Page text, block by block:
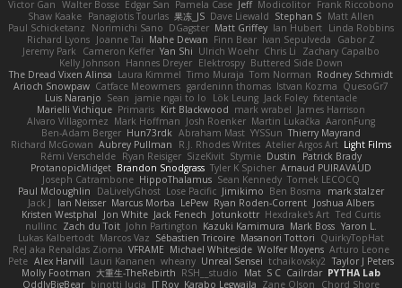
Victor Gan Walter Bosse Edgar San Pamela Case Jeff Modicolitor Frank Riccobono
Shaw Kaake Panagiotis Tourlas 果冻_JS Dave Liewald Stephan S Matt Allen
Paul Schicketanz
Norimichi Sano DGagster Matt Griffey Ian Hubert Linda Robbins
Richard Lyons Joanne Tai Mahe Dewan Finn Bear Ivan Sepulveda
Gabor Z
Jeremy Park
Cameron Keffer Yan Shi Ulrich Woehr Chris Li
Zachary Capalbo
Kelly Johnson Hannes Dreyer Elektrospy Buttered Side Down
The Dread Vixen Alinsa Laura Kimmel Timo Muraja Tom Norman Rodney Schmidt
Arioch Snowpaw Catface Meowmers gardeninn thomas Istvan Kozma QuesoGr7
Luis Naranjo Sean jamie ngai to lo Lök Leung Jack Foley fxtentacle
Marielli Vichique Primaris Kirt Blackwood mark wrabel James Harrison
Alvaro Villagomez Mark Hoffman Josh Roenker Martin Lukačka AaronFung
Ben-Adam Berger Hun73rdk Abraham Mast YYSSun Thierry Mayrand
Richard McGowan Aubrey Pullman R.J. Rhodes Writes Atelier Argos Art Light Films
Rémi Verschelde Ryan Reisiger SizeKivit Stymie Dustin
Patrick Brady
ProtanopicMidget Brandon Snodgrass Tyler K Spicher Arnaud PUIRAVAUD
Joseph Catrambone HippoThalamus Sean Kennedy Tomek LECOCQ
Paul Mcloughlin
DaLivelyGhost Lose Pacific Jimikimo Ben Bosma
mark stalzer
Jack J
Ian Neisser Marcus Morba LePew Ryan Roden-Corrent Joshua Albers
Kristen Westphal
Jon White Jack Fenech Jotunkottr Hexdrake's Art Ted Curtis
nullinc Zach du Toit John Partington Kazuki Kamimura Mark Boss Yaron L.
Lukas Kalbertodt Marcos Vaz Sébastien Tricoire Masanori Tottori QuirkyTopHat
ReJ aka Renaldas Zioma VFRAME Michael Whiteside Wolfer Moyens Arturo Leone
Pete Alex Harvill Lauri Kananen wheany Unreal Sensei tchaikovsky2 Taylor J Peters
Molly Footman 大重生-TheRebirth RSH__studio Mat S C Cailrdar PYTHA Lab
OddlyBigBear binotti lucia IT Roy Karabo Legwaila Zane Olson
Chord Shore